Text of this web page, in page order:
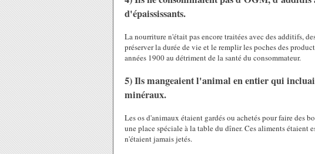
d'épaississants.
La nourriture n'était pas encore traitées avec des additifs,
préserver la durée de vie et le remplir les poches des
années 1900 au détriment de la santé du consommateur.
5) Ils mangeaient l'animal en entier qui
minéraux.
Les os d'animaux étaient gardés ou achetés pour faire des
une place spéciale à la table du dîner. Ces aliments étaient
n'étaient jamais jetés.